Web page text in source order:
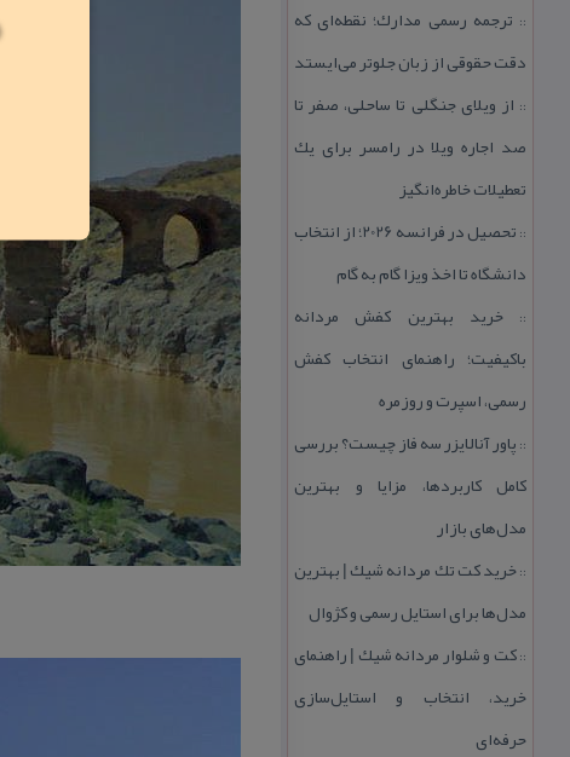
:: ترجمه رسمی مدارك؛ نقطه‌ای كه
دقت حقوقی از زبان جلوتر می‌ایستد
:: از ویلای جنگلی تا ساحلی، صفر تا
صد اجاره ویلا در رامسر برای یك
تعطیلات خاطره‌انگیز
::
تحصیل در فرانسه 2026؛ از انتخاب
دانشگاه تا اخذ ویزا گام به گام
::خرید بهترین كفش مردانه
باكیفیت؛ راهنمای انتخاب كفش
رسمی، اسپرت و روزمره
:: پاور آنالایزر سه فاز چیست؟ بررسی
كامل كاربردها، مزایا و بهترین
مدل‌های بازار
::خرید كت تك مردانه شیك | بهترین
مدل‌ها برای استایل رسمی و كژوال
::كت و شلوار مردانه شیك | راهنمای
خرید، انتخاب و استایل‌سازی
حرفه‌ای